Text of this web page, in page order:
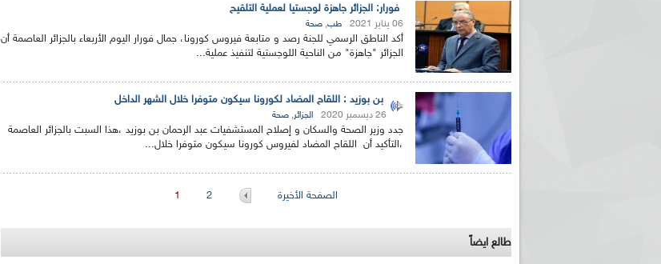
فورار: الجزائر جاهزة لوجستيا لعملية التلقيح
06 يناير 2021 طب, صحة
أكد الناطق الرسمي للجنة رصد و متابعة فيروس كورونا، جمال فورار اليوم الأربعاء بالجزائر العاصمة أن
الجزائر "جاهزة" من الناحية اللوجستية لتنفيذ عملية...
بن بوزيد : اللقاح المضاد لكورونا سيكون متوفرا خلال الشهر الداخل
26 ديسمبر 2020 الجزائر, صحة
جدد وزير الصحة والسكان و إصلاح المستشفيات عبد الرحمان بن بوزيد ،هذا السبت بالجزائر العاصمة
،التأكيد أن اللقاح المضاد لفيروس كورونا سيكون متوفرا خلال...
1 2 الصفحة الأخيرة
طالع ايضاً